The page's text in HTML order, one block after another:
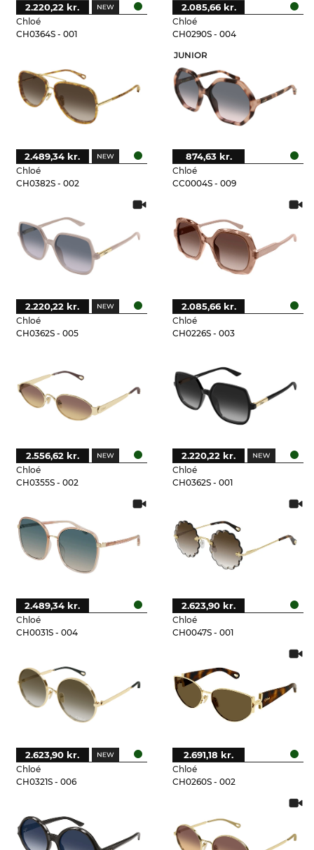
Chloé
CH0364S - 001
2.220,22 kr.
Chloé
CH0290S - 004
2.085,66 kr.
Chloé
CH0382S - 002
2.489,34 kr.
JUNIOR
Chloé
CC0004S - 009
874,63 kr.
Chloé
CH0362S - 005
2.220,22 kr.
Chloé
CH0226S - 003
2.085,66 kr.
Chloé
CH0355S - 002
2.556,62 kr.
Chloé
CH0362S - 001
2.220,22 kr.
Chloé
CH0031S - 004
2.489,34 kr.
Chloé
CH0047S - 001
2.623,90 kr.
Chloé
CH0321S - 006
2.623,90 kr.
Chloé
CH0260S - 002
2.691,18 kr.